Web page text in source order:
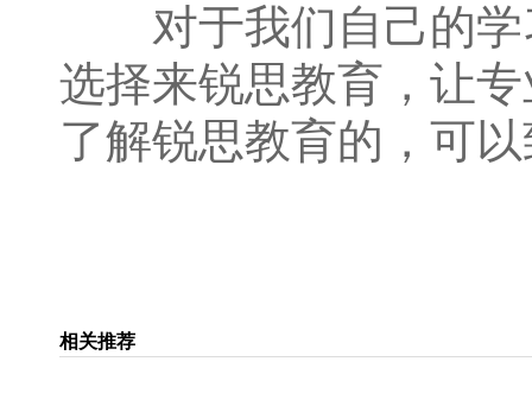
对于我们自己的学
选择来锐思教育，让
了解锐思教育的，可
相关推荐